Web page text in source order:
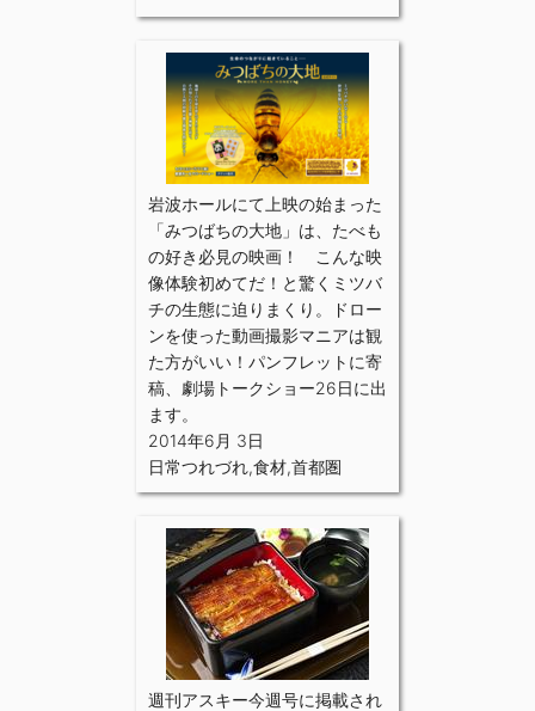
岩波ホールにて上映の始まった
「みつばちの大地」は、たべも
の好き必見の映画！ こんな映
像体験初めてだ！と驚くミツバ
チの生態に迫りまくり。ドロー
ンを使った動画撮影マニアは観
た方がいい！パンフレットに寄
稿、劇場トークショー26日に出
ます。
2014年6月 3日
日常つれづれ,食材,首都圏
週刊アスキー今週号に掲載され